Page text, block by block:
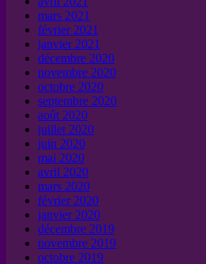
mars 2021
février 2021
janvier 2021
décembre 2020
novembre 2020
octobre 2020
septembre 2020
août 2020
juillet 2020
juin 2020
mai 2020
avril 2020
mars 2020
février 2020
janvier 2020
décembre 2019
novembre 2019
octobre 2019